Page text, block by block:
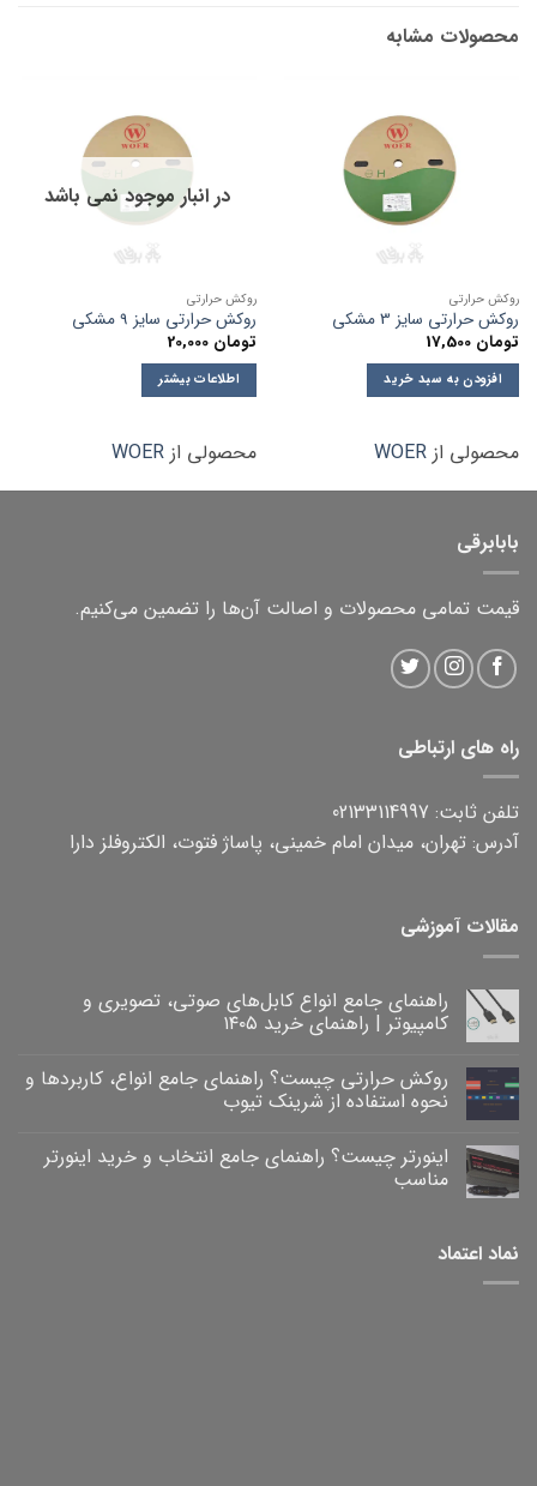
محصولات مشابه
روکش حرارتی
روکش حرارتی سایز 3 مشکی
تومان
افزودن به سبد خرید
محصولی از WOER
در انبار موجود نمی باشد
روکش حرارتی
روکش حرارتی سایز 9 مشکی
تومان
اطلاعات بیشتر
محصولی از WOER
بابابرقی
قیمت تمامی محصولات و اصالت آن‌ها را تضمین می‌کنیم.
راه های ارتباطی
تلفن ثابت: 02133114997
آدرس: تهران، میدان امام خمینی، پاساژ فتوت، الکتروفلز دارا
مقالات آموزشی
راهنمای جامع انواع کابل‌های صوتی، تصویری و
کامپیوتر | راهنمای خرید ۱۴۰۵
برای
راهنمای
جامع
صوتی،
تصویری
و
خرید
۱۴۰۵
ثبت
نشده
روکش حرارتی چیست؟ راهنمای جامع انواع، کاربردها و
نحوه استفاده از شرینک تیوب
برای
روکش
حرارتی
انواع،
کاربردها
ثبت
نشده
اینورتر چیست؟ راهنمای جامع انتخاب و خرید اینورتر
مناسب
اینورتر
چیست؟
نشده
نماد اعتماد